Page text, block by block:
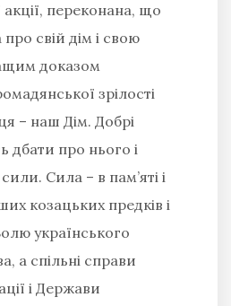
акції, переконана, що
про свій дім і свою
доказом
зрілості
– наш Дім. Добрі
дбати про нього і
Сила – в пам’яті і
козацьких предків і
українського
а спільні справи
і Держави